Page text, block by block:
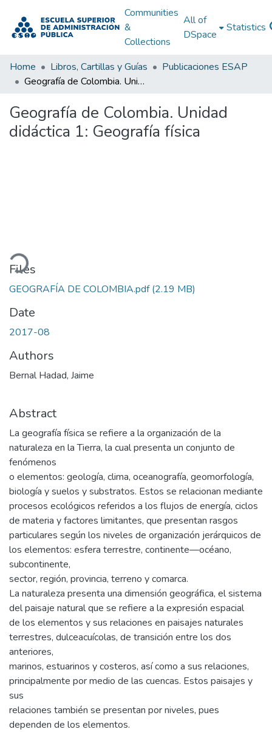
Communities
&
Collections
All of
DSpace
Statistics
Home Libros, Cartillas y Guías
Publicaciones ESAP
Geografía de Colombia. Unidad didáctica 1: Geografía física
Geografía de Colombia. Unidad
didáctica 1: Geografía física
Files
GEOGRAFÍA DE COLOMBIA.pdf(2.19 MB)
Date
2017-08
Authors
Bernal Hadad, Jaime
Abstract
La geografía física se refiere a la organización de la
naturaleza en la Tierra, la cual presenta un conjunto de
fenómenos
o elementos: geología, clima, oceanografía, geomorfología,
biología y suelos y substratos. Estos se relacionan mediante
procesos ecológicos referidos a los flujos de energía, ciclos
de materia y factores limitantes, que presentan rasgos
particulares según los niveles de organización jerárquicos de
los elementos: esfera terrestre, continente—océano,
subcontinente,
sector, región, provincia, terreno y comarca.
La naturaleza presenta una dimensión geográfica, el sistema
del paisaje natural que se refiere a la expresión espacial
de los elementos y sus relaciones en paisajes naturales
terrestres, dulceacuícolas, de transición entre los dos
anteriores,
marinos, estuarinos y costeros, así como a sus relaciones,
principalmente por medio de las cuencas. Estos paisajes y
sus
relaciones también se presentan por niveles, pues
dependen de los elementos.